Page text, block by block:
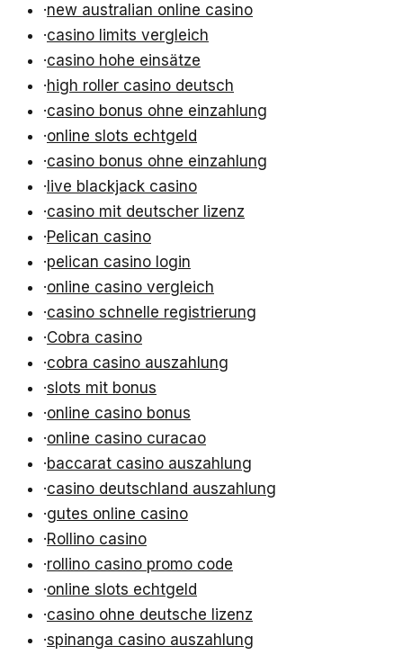
·new australian online casino
·casino limits vergleich
·casino hohe einsätze
·high roller casino deutsch
·casino bonus ohne einzahlung
·online slots echtgeld
·casino bonus ohne einzahlung
· live blackjack casino
·casino mit deutscher lizenz
·Pelican casino
·pelican casino login
·online casino vergleich
·casino schnelle registrierung
·Cobra casino
·cobra casino auszahlung
·slots mit bonus
·online casino bonus
·online casino curacao
·baccarat casino auszahlung
·casino deutschland auszahlung
·gutes online casino
·Rollino casino
·rollino casino promo code
·online slots echtgeld
·casino ohne deutsche lizenz
·spinanga casino auszahlung